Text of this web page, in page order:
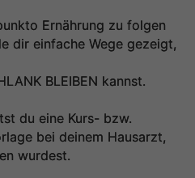
Ernährung zu folgen
dir einfache Wege gezeigt,
BLEIBEN kannst.
du eine Kurs- bzw.
bei deinem Hausarzt,
wurdest.